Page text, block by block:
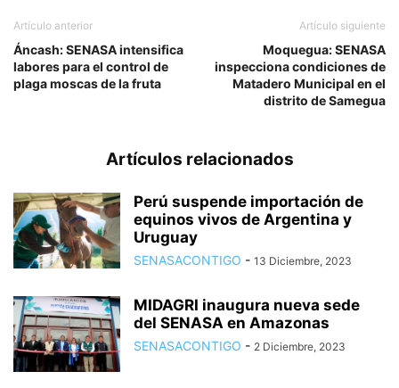
Artículo anterior
Áncash: SENASA intensifica
labores para el control de
plaga moscas de la fruta
Artículo siguiente
Moquegua: SENASA
inspecciona condiciones de
Matadero Municipal en el
distrito de Samegua
Artículos relacionados
Perú suspende importación de
equinos vivos de Argentina y
Uruguay
SENASACONTIGO - 13 Diciembre, 2023
MIDAGRI inaugura nueva sede
del SENASA en Amazonas
SENASACONTIGO - 2 Diciembre, 2023